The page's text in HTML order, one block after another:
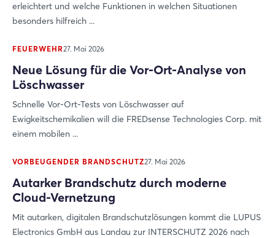
erleichtert und welche Funktionen in welchen Situationen
besonders hilfreich ...
FEUERWEHR27. Mai 2026
Neue Lösung für die Vor-Ort-Analyse von
Löschwasser
Schnelle Vor-Ort-Tests von Löschwasser auf
Ewigkeitschemikalien will die FREDsense Technologies Corp. mit
einem mobilen ...
VORBEUGENDER BRANDSCHUTZ27. Mai 2026
Autarker Brandschutz durch moderne
Cloud-Vernetzung
Mit autarken, digitalen Brandschutzlösungen kommt die LUPUS
Electronics GmbH aus Landau zur INTERSCHUTZ 2026 nach
Jetzt registrieren